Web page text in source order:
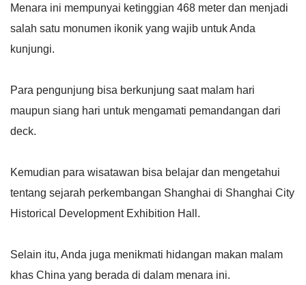
Menara ini mempunyai ketinggian 468 meter dan menjadi
salah satu monumen ikonik yang wajib untuk Anda
kunjungi.
Para pengunjung bisa berkunjung saat malam hari
maupun siang hari untuk mengamati pemandangan dari
deck.
Kemudian para wisatawan bisa belajar dan mengetahui
tentang sejarah perkembangan Shanghai di Shanghai City
Historical Development Exhibition Hall.
Selain itu, Anda juga menikmati hidangan makan malam
khas China yang berada di dalam menara ini.